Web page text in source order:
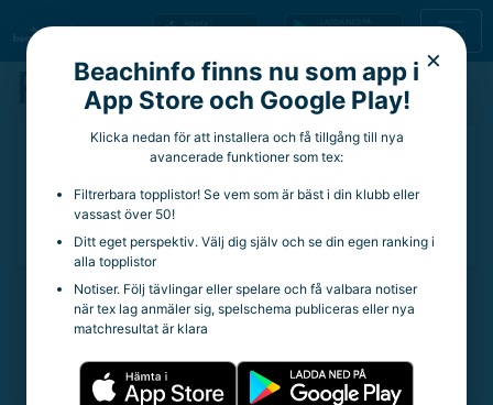
×
Beachinfo finns nu som app i
App Store och Google Play!
Klicka nedan för att installera och få tillgång till nya
avancerade funktioner som tex:
Filtrerbara topplistor! Se vem som är bäst i din klubb eller
vassast över 50!
Ditt eget perspektiv. Välj dig själv och se din egen ranking i
alla topplistor
Notiser. Följ tävlingar eller spelare och få valbara notiser
när tex lag anmäler sig, spelschema publiceras eller nya
matchresultat är klara
Rahand Hage
Aktuella rankingpoäng:
Totala rankingpoäng:587
Statistik
Trueskill Rating:21.98
Spelade matcher:316